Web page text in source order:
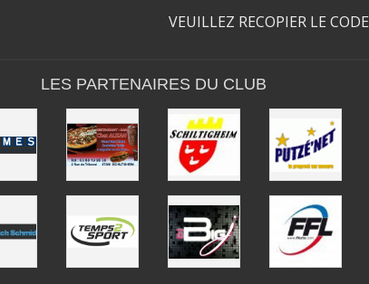
VEUILLEZ RECOPIER LE CODE
LES PARTENAIRES DU CLUB